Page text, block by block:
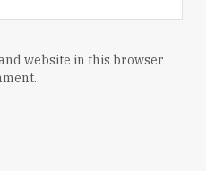
website in this browser